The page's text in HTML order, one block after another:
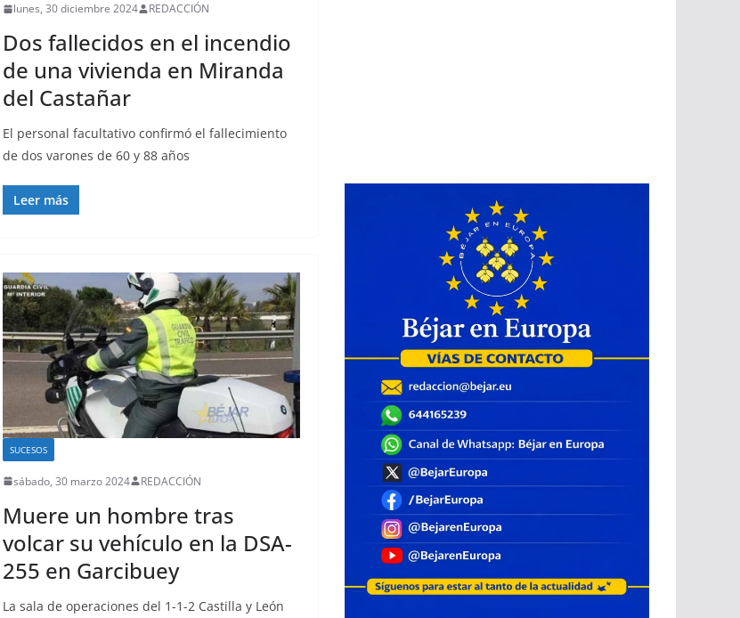
lunes, 30 diciembre 2024 REDACCIÓN
Dos fallecidos en el incendio
de una vivienda en Miranda
del Castañar
El personal facultativo confirmó el fallecimiento
de dos varones de 60 y 88 años
Leer más
SUCESOS
sábado, 30 marzo 2024 REDACCIÓN
Muere un hombre tras
volcar su vehículo en la DSA-
255 en Garcibuey
La sala de operaciones del 1-1-2 Castilla y León